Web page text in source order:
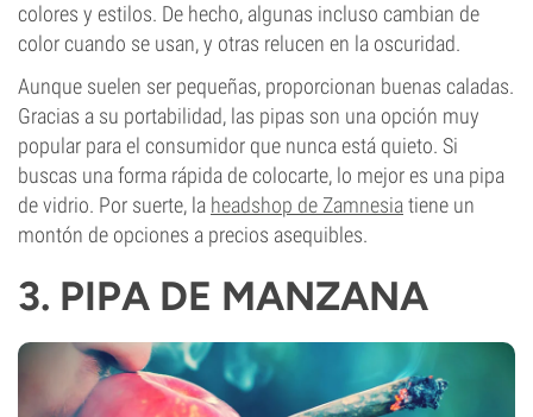
colores y estilos. De hecho, algunas incluso cambian de
color cuando se usan, y otras relucen en la oscuridad.
Aunque suelen ser pequeñas, proporcionan buenas caladas.
Gracias a su portabilidad, las pipas son una opción muy
popular para el consumidor que nunca está quieto. Si
buscas una forma rápida de colocarte, lo mejor es una pipa
de vidrio. Por suerte, la headshop de Zamnesiatiene un
montón de opciones a precios asequibles.
3. PIPA DE MANZANA